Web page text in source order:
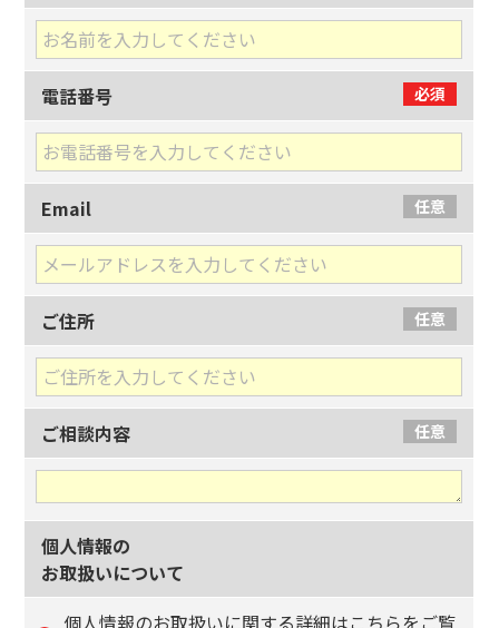
電話番号 必須
Email 任意
ご住所 任意
ご相談内容 任意
個人情報の
お取扱いについて
個人情報のお取扱いに関する詳細はこちらをご覧